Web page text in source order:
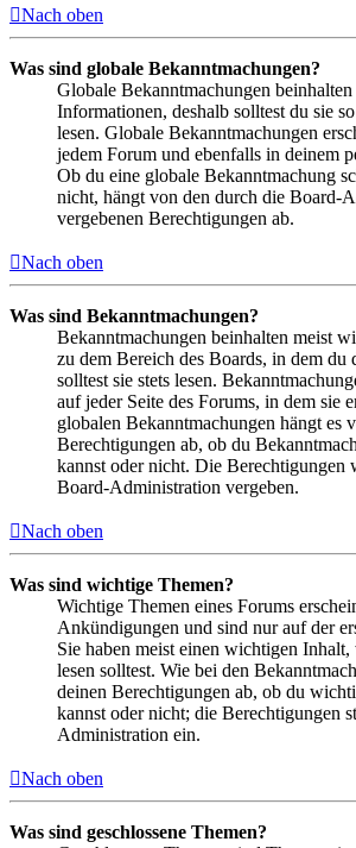
Nach oben
Was sind globale Bekanntmachungen?
Globale Bekanntmachungen
Informationen, deshalb solltest du sie
lesen. Globale Bekanntmachungen
jedem Forum und ebenfalls in deinem
Ob du eine globale Bekanntmachung
nicht, hängt von den durch die Board-
vergebenen Berechtigungen ab.
Nach oben
Was sind Bekanntmachungen?
Bekanntmachungen beinhalten meist
zu dem Bereich des Boards, in dem du
solltest sie stets lesen.
auf jeder Seite des Forums, in dem sie
globalen Bekanntmachungen hängt es
Berechtigungen ab, ob du
kannst oder nicht. Die Berechtigungen
Board-Administration vergeben.
Nach oben
Was sind wichtige Themen?
Wichtige Themen eines Forums
Ankündigungen und sind nur auf der
Sie haben meist einen wichtigen Inhalt,
lesen solltest. Wie bei den
deinen Berechtigungen ab, ob du
kannst oder nicht; die Berechtigungen
Administration ein.
Nach oben
Was sind geschlossene Themen?